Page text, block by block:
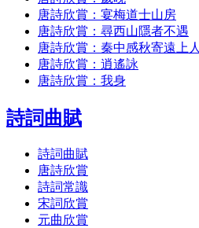
唐詩欣賞：宴梅道士山房
唐詩欣賞：尋西山隱者不遇
唐詩欣賞：秦中感秋寄遠上人
唐詩欣賞：逍遙詠
唐詩欣賞：我身
詩詞曲賦
詩詞曲賦
唐詩欣賞
詩詞常識
宋詞欣賞
元曲欣賞